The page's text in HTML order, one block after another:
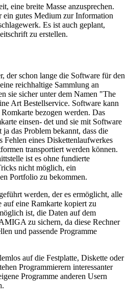
eine breite Masse anzusprechen.
gutes Medium zur Information
Es ist auch geplant,
zu erstellen.
der schon lange die Software für den
reichhaltige Sammlung an
sie sicher unter dem Namen "The
Art Bestellservice. Software kann
bezogen werden. Das
einsen- det und sie mit Software
das Problem bekannt, dass die
Fehlen eines Diskettenlaufwerkes
transportiert werden können.
ist es ohne fundierte
nicht möglich, ein
Portfolio zu bekommen.
werden, der es ermöglicht, alle
eine Ramkarte kopiert zu
ist, die Daten auf dem
zu sichern, da diese Rechner
und passende Programme
auf die Festplatte, Diskette oder
Programmierern interessanter
Programme anderen Usern